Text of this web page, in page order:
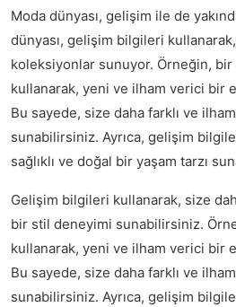
Moda dünyası, gelişim ile de
dünyası, gelişim bilgileri
koleksiyonlar sunuyor. Örneğin,
kullanarak, yeni ve ilham verici bir
Bu sayede, size daha farklı ve
sunabilirsiniz. Ayrıca, gelişim
sağlıklı ve doğal bir yaşam tarzı
Gelişim bilgileri kullanarak, size
bir stil deneyimi sunabilirsiniz.
kullanarak, yeni ve ilham verici bir
Bu sayede, size daha farklı ve
sunabilirsiniz. Ayrıca, gelişim